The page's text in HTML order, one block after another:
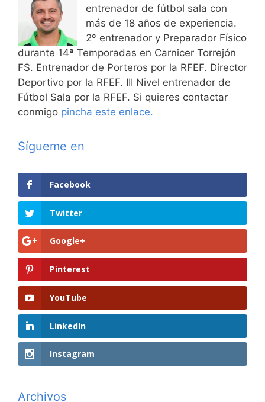
entrenador de fútbol sala con
más de 18 años de experiencia.
2º entrenador y Preparador Físico
durante 14ª Temporadas en Carnicer Torrejón
FS. Entrenador de Porteros por la RFEF. Director
Deportivo por la RFEF. III Nivel entrenador de
Fútbol Sala por la RFEF. Si quieres contactar
conmigo pincha este enlace.
Sígueme en
Facebook
Twitter
Google+
Pinterest
YouTube
LinkedIn
Instagram
Archivos